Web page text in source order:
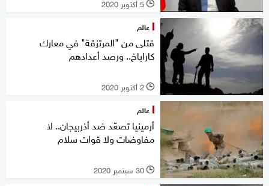
l 5 أكتوبر 2020
عالم
قتلى من "المرتزقة" في معارك
كاراباخ.. ورصد أعدادهم
l 2 أكتوبر 2020
عالم
أرمينيا تصعّد ضد أذربيجان.. لا
مفاوضات ولا قوات سلام
l 30 سبتمبر 2020